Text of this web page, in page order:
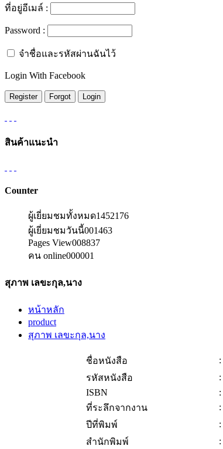
ที่อยู่อีเมล์ :
Password :
จำชื่อและรหัสผ่านฉันไว้
Login With Facebook
สินค้าแนะนำ
Counter
ผู้เยี่ยมชมทั้งหมด1452176
ผู้เยี่ยมชมวันนี้001463
Pages View008837
คน online000001
สุภาพ เลขะกุล,นาง
หน้าหลัก
product
สุภาพ เลขะกุล,นาง
ชื่อหนังสือ :
รหัสหนังสือ
:
ISBN
:
ที่ระลึกจากงาน
:
ปีที่พิมพ์
:
สำนักพิมพ์
: